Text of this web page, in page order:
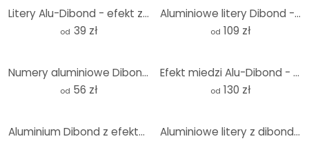
Litery Alu-Dibond - efekt złota - szwajcarska czcionka
od 39 zł
Aluminiowe litery Dibond - efekt srebra - Mr & Mrs
od 109 zł
Numery aluminiowe Dibond - Numery domów - Efekt miedzi
od 56 zł
Efekt miedzi Alu-Dibond - Żurawie - Stado ptaków 01
od 130 zł
Aluminium Dibond z efektem miedzi Mapa świata 3D Aluminiowe litery z dibondu - efekt srebra - Wellness